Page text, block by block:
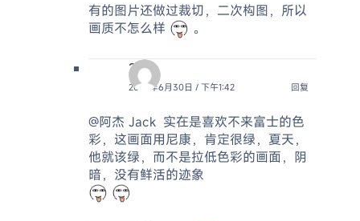
有的图片还做过裁切，二次构图，所以
画质不怎么样
。
222
2025年6月30日 / 下午1:42 回复
@阿杰 Jack 实在是喜欢不来富士的色
彩，这画面用尼康，肯定很绿，夏天，
他就该绿，而不是拉低色彩的画面，阴
暗，没有鲜活的迹象